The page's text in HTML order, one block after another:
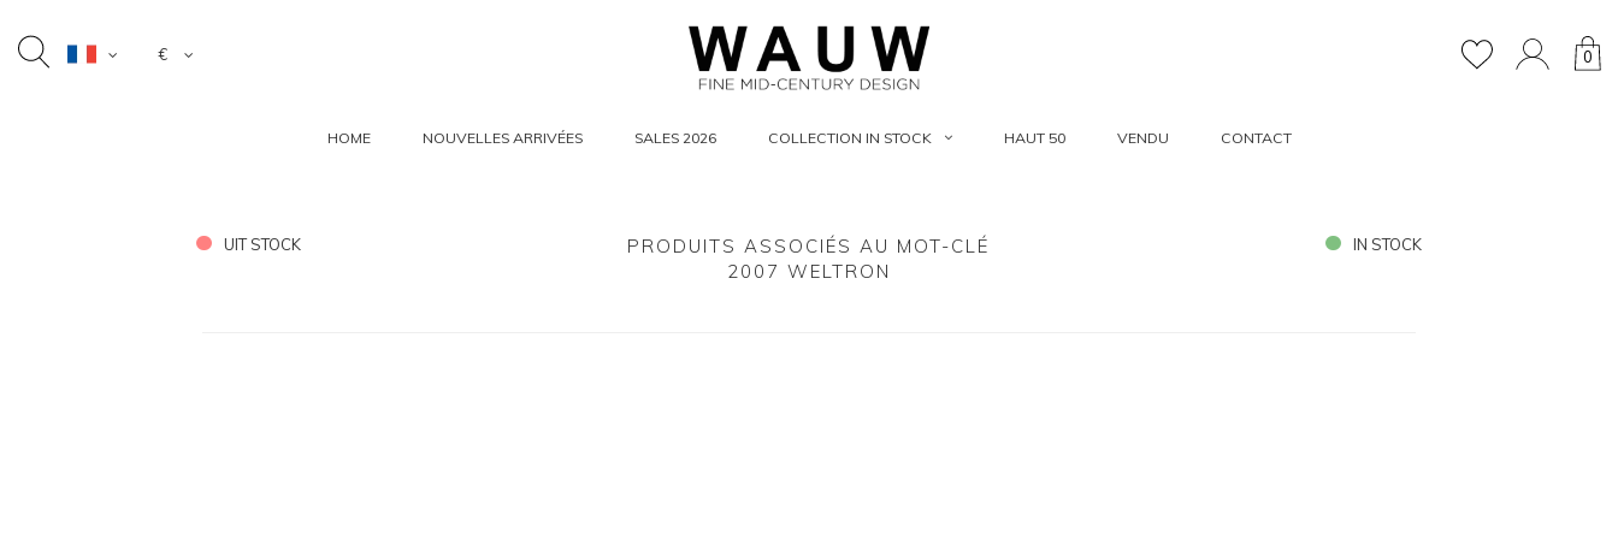
€ 0
HOME NOUVELLES ARRIVÉES SALES 2026 COLLECTION IN STOCK HAUT 50 VENDU CONTACT
UIT STOCK
PRODUITS ASSOCIÉS AU MOT-CLÉ
2007 WELTRON
IN STOCK